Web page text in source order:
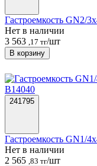
Гастроемкость GN2/
Нет в наличии
3 563 ,17 тг/шт
В корзину
241795
Гастроемкость GN1/
Нет в наличии
2 565 ,83 тг/шт